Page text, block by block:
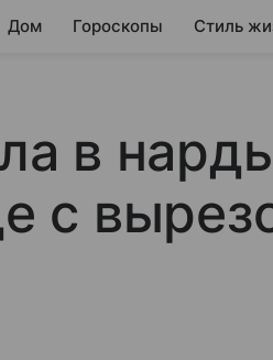
Дом Гороскопы Стиль
в
с